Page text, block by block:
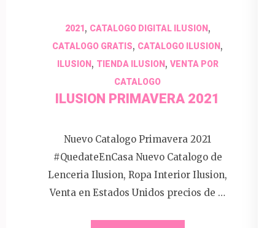
2021, CATALOGO DIGITAL ILUSION,
CATALOGO GRATIS, CATALOGO ILUSION ,
ILUSION, TIENDA ILUSION, VENTA POR
CATALOGO
ILUSION PRIMAVERA 2021
Nuevo Catalogo Primavera 2021
#QuedateEnCasa Nuevo Catalogo de
Lenceria Ilusion, Ropa Interior Ilusion,
Venta en Estados Unidos precios de …